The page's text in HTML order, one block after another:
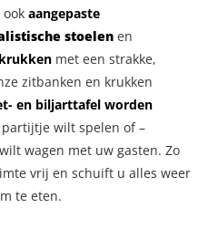
aangepaste
stoelen en
met een strakke,
zitbanken en krukken
en biljarttafel worden
wilt spelen of –
wagen met uw gasten. Zo
vrij en schuift u alles weer
te eten.